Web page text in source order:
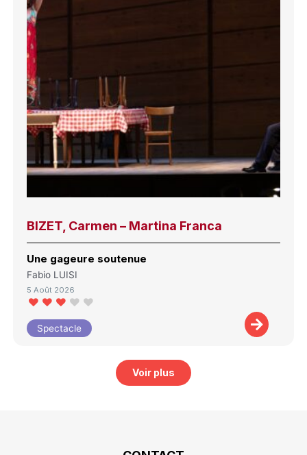
BIZET, Carmen – Martina Franca
Une gageure soutenue
Fabio LUISI
5 Août 2026
Spectacle
Voir plus